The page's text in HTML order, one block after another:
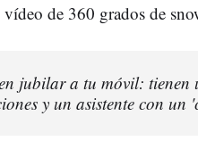
de 360 grados de
jubilar a tu móvil: tienen
y un asistente con un